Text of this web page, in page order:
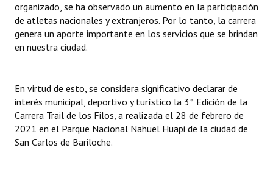
Premio al Mérito - Registro
Audiencias Públicas - Registro
Periodistas Decanos - Registro
Ciudadano Ilustre - Registro
Banca del Vecino - Registro
organizado, se ha observado un aumento en la participación
de atletas nacionales y extranjeros. Por lo tanto, la carrera
genera un aporte importante en los servicios que se brindan
en nuestra ciudad.
En virtud de esto, se considera significativo declarar de
interés municipal, deportivo y turístico la 3° Edición de la
Carrera Trail de los Filos, a realizada el 28 de febrero de
2021 en el Parque Nacional Nahuel Huapi de la ciudad de
San Carlos de Bariloche.